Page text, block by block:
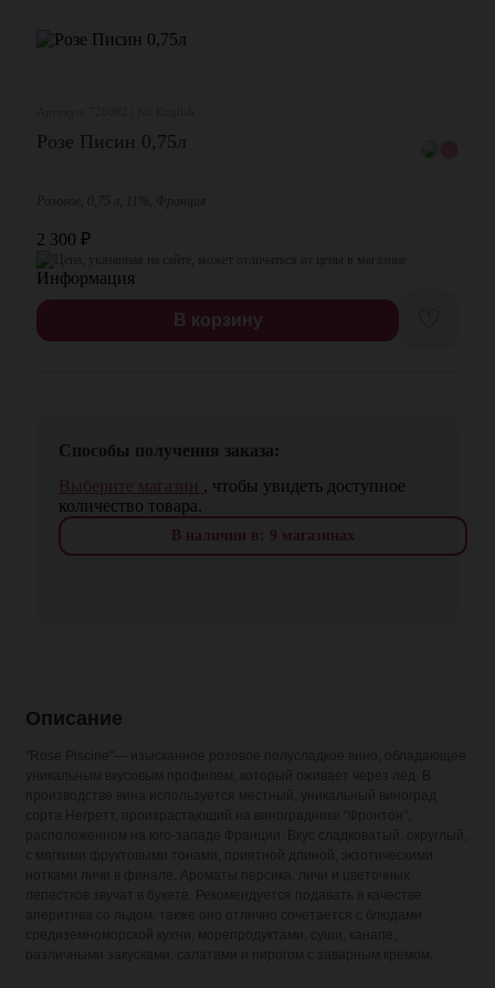
Розе Писин 0,75л
2 300 ₽
В корзину ♡
Способы получения заказа:
Выберите магазин , чтобы увидеть доступное
количество товара.
В наличии в: 9 магазинах
Описание